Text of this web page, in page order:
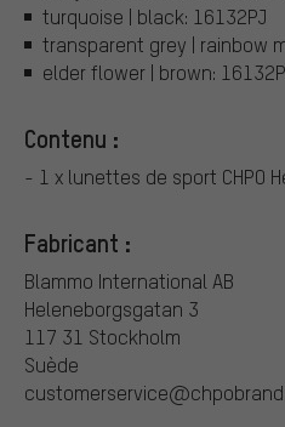
turquoise | black: 16132PJ
transparent grey | rainbow
elder flower | brown:
Contenu :
- 1 x lunettes de sport CHPO
Fabricant :
Blammo International AB
Heleneborgsgatan 3
117 31 Stockholm
Suède